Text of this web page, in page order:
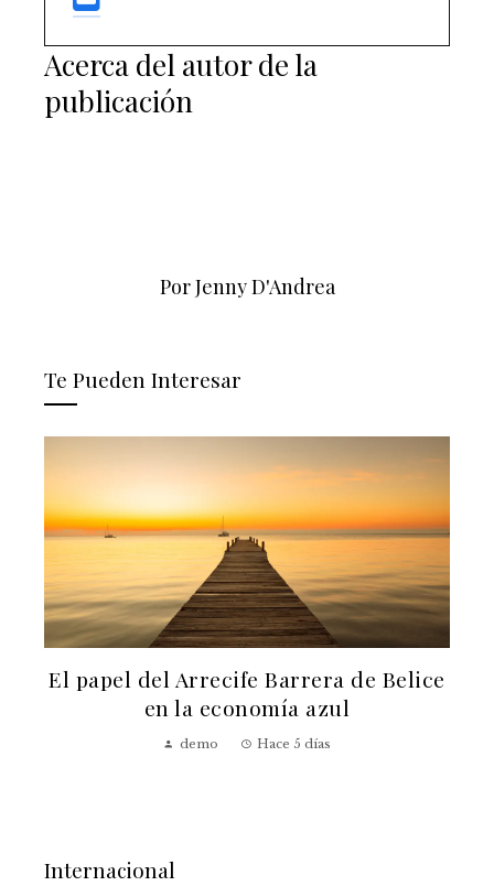
Acerca del autor de la
publicación
Por Jenny D'Andrea
Te Pueden Interesar
El papel del Arrecife Barrera de Belice
en la economía azul
demo Hace 5 días
Internacional